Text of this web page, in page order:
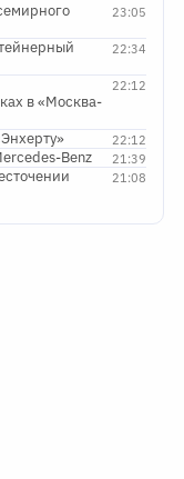
23:05
22:34
22:12
в «Москва-
22:12
21:39
Benz
21:08